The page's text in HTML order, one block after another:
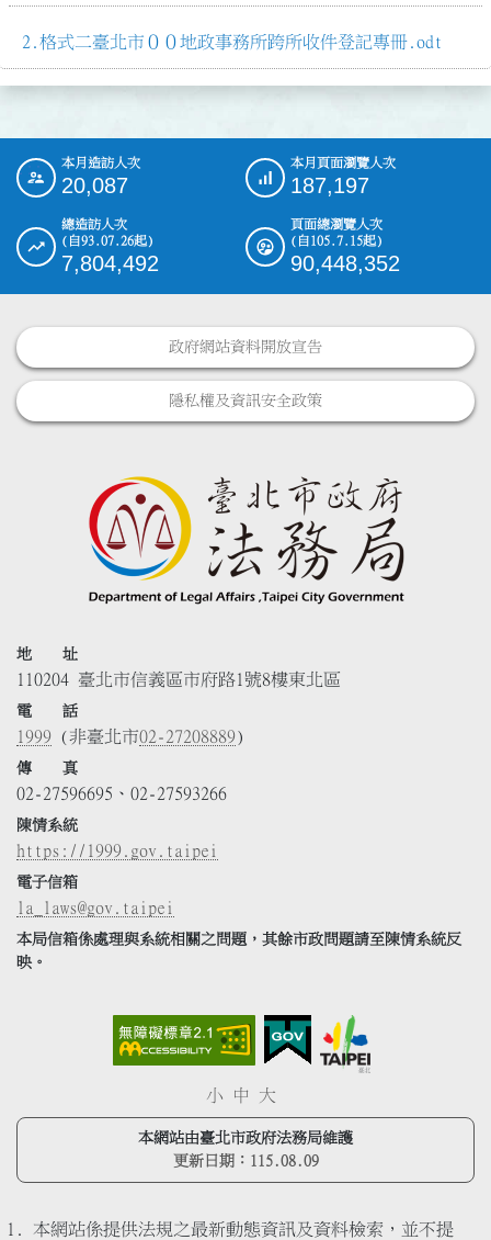
格式二臺北市００地政事務所跨所收件登記專冊.odt
::: 本月造訪人次
20,087
本月頁面瀏覽人次
187,197
總造訪人次
(自93.07.26起)
7,804,492
頁面總瀏覽人次
(自105.7.15起)
90,448,352
政府網站資料開放宣告
隱私權及資訊安全政策
地 址
110204 臺北市信義區市府路1號8樓東北區
電 話
1999 (非臺北市02-27208889)
傳 真
02-27596695、02-27593266
陳情系統
https://1999.gov.taipei
電子信箱
la_laws@gov.taipei
本局信箱係處理與系統相關之問題，其餘市政問題請至陳情系統反
映。
小 中 大
本網站由臺北市政府法務局維護
更新日期： 115.08.09
本網站係提供法規之最新動態資訊及資料檢索，並不提